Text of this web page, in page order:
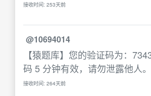
接收时间: 253天前
@10694014
【猿题库】您的验证码为：
码 5 分钟有效，请勿泄露他人。
接收时间: 264天前